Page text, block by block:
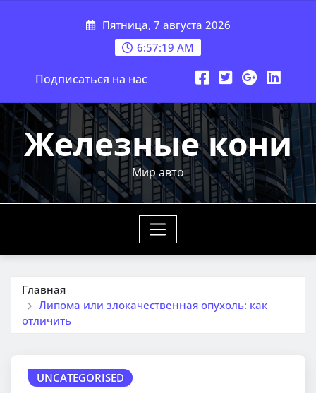
Пятница, 7 августа 2026
6:57:20 AM
Подписаться на нас
Железные кони
Мир авто
Главная
Липома или злокачественная опухоль: как
отличить
UNCATEGORISED